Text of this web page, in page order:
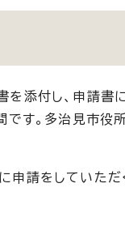
添付し、申請書
です。多治見市役
申請をしていただ